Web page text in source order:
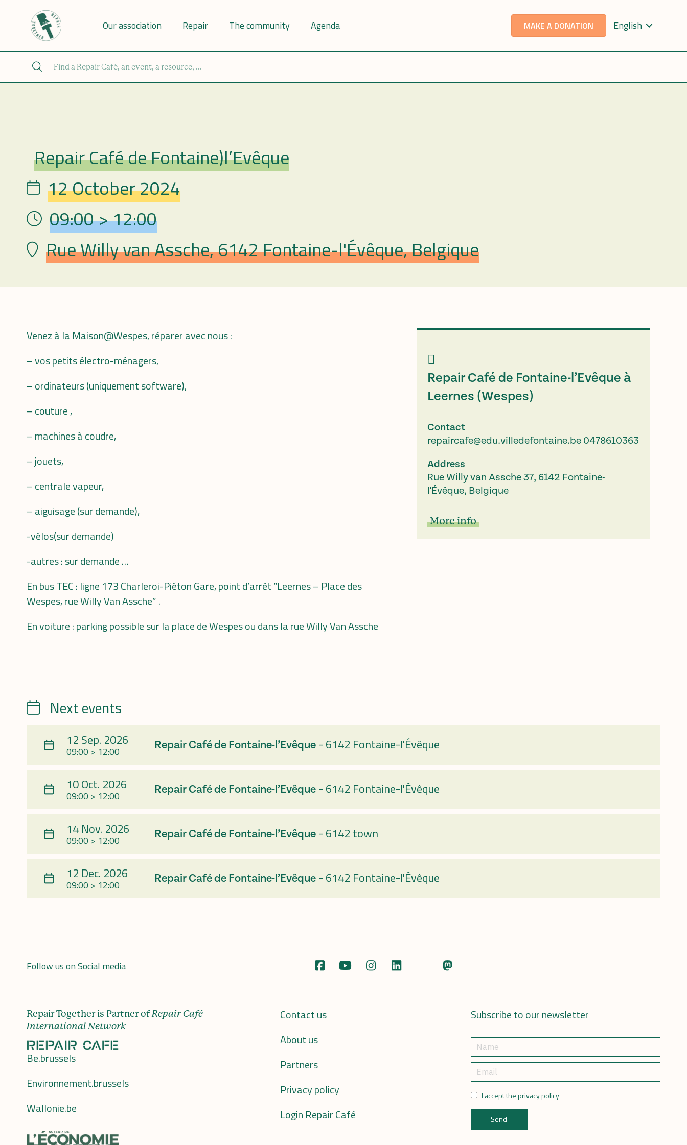
Our association Repair The community Agenda MAKE A DONATION English
Repair Café
Repair Café de Fontaine)l’Evêque
Date 12 October 2024
Hour 09:00 > 12:00
Lieu Rue Willy van Assche, 6142 Fontaine-l'Évêque, Belgique
Venez à la Maison@Wespes, réparer avec nous :
– vos petits électro-ménagers,
– ordinateurs (uniquement software),
– couture ,
– machines à coudre,
– jouets,
– centrale vapeur,
– aiguisage (sur demande),
-vélos(sur demande)
-autres : sur demande …
En bus TEC : ligne 173 Charleroi-Piéton Gare, point d’arrêt “Leernes – Place des
Wespes, rue Willy Van Assche” .
En voiture : parking possible sur la place de Wespes ou dans la rue Willy Van Assche
Repair Café de Fontaine-l’Evêque à
Leernes (Wespes)
Contact
repaircafe@edu.villedefontaine.be 0478610363
Address
Rue Willy van Assche 37, 6142 Fontaine-
l'Évêque, Belgique
More info
CalendrierNext events
12 Sep. 2026
09:00 > 12:00 Repair Café de Fontaine-l’Evêque - 6142 Fontaine-l'Évêque
10 Oct. 2026
09:00 > 12:00 Repair Café de Fontaine-l’Evêque - 6142 Fontaine-l'Évêque
14 Nov. 2026
09:00 > 12:00 Repair Café de Fontaine-l’Evêque - 6142 town
12 Dec. 2026
09:00 > 12:00 Repair Café de Fontaine-l’Evêque - 6142 Fontaine-l'Évêque
Follow us on Social media
Repair Together is Partner ofRepair Café
International Network
Be.brussels
Environnement.brussels
Wallonie.be
Contact us
About us
Partners
Privacy policy
Login Repair Café
Subscribe to our newsletter
I accept the privacy policy
Send